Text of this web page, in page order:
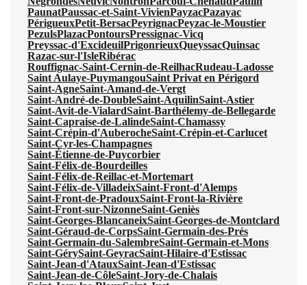
PaunatPaussac-et-Saint-VivienPayzacPazayac
PérigueuxPetit-BersacPeyrignacPeyzac-le-Moustier
PezulsPlazacPontoursPressignac-Vicq
Preyssac-d'ExcideuilPrigonrieuxQueyssacQuinsac
Razac-sur-l'IsleRibérac
Rouffignac-Saint-Cernin-de-ReilhacRudeau-Ladosse
Saint Aulaye-PuymangouSaint Privat en Périgord
Saint-AgneSaint-Amand-de-Vergt
Saint-André-de-DoubleSaint-AquilinSaint-Astier
Saint-Avit-de-VialardSaint-Barthélemy-de-Bellegarde
Saint-Capraise-de-LalindeSaint-Chamassy
Saint-Crépin-d'AuberocheSaint-Crépin-et-Carlucet
Saint-Cyr-les-Champagnes
Saint-Étienne-de-Puycorbier
Saint-Félix-de-Bourdeilles
Saint-Félix-de-Reillac-et-Mortemart
Saint-Félix-de-VilladeixSaint-Front-d'Alemps
Saint-Front-de-PradouxSaint-Front-la-Rivière
Saint-Front-sur-NizonneSaint-Geniès
Saint-Georges-BlancaneixSaint-Georges-de-Montclard
Saint-Géraud-de-CorpsSaint-Germain-des-Prés
Saint-Germain-du-SalembreSaint-Germain-et-Mons
Saint-GérySaint-GeyracSaint-Hilaire-d'Estissac
Saint-Jean-d'AtauxSaint-Jean-d'Estissac
Saint-Jean-de-CôleSaint-Jory-de-Chalais